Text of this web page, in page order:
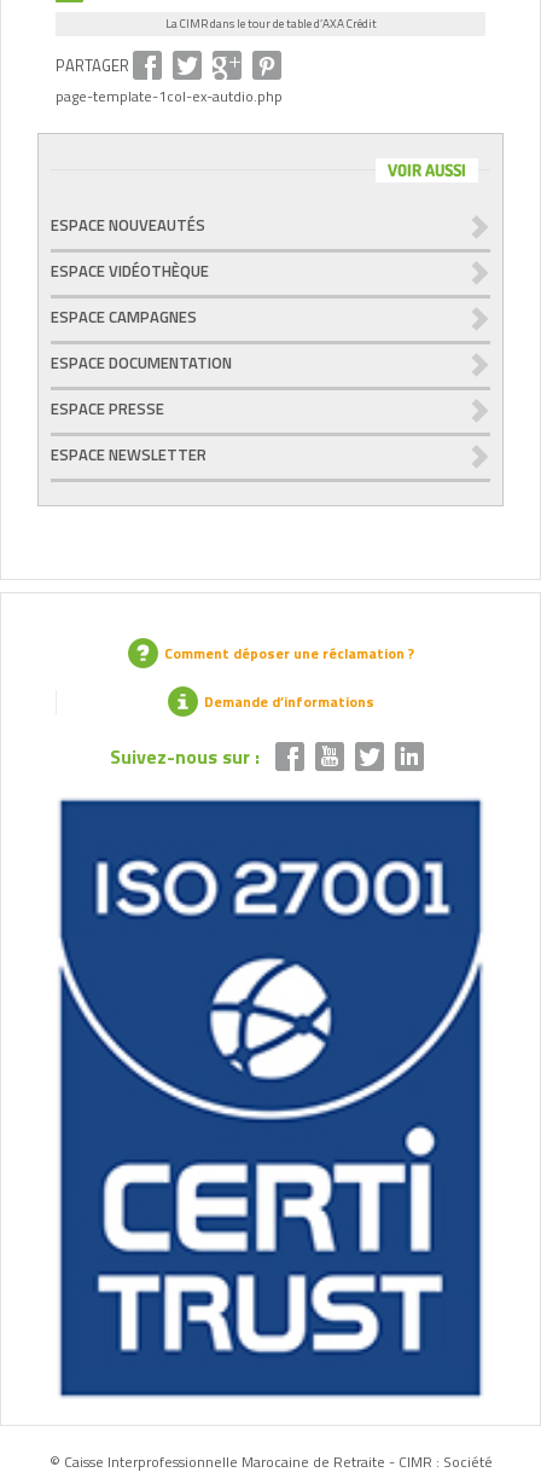
La CIMR dans le tour de table d’AXA Crédit
PARTAGER
page-template-1col-ex-autdio.php
VOIR AUSSI
ESPACE NOUVEAUTÉS
ESPACE VIDÉOTHÈQUE
ESPACE CAMPAGNES
ESPACE DOCUMENTATION
ESPACE PRESSE
ESPACE NEWSLETTER
Comment déposer une réclamation ?
Demande d’informations
Suivez-nous sur :
© Caisse Interprofessionnelle Marocaine de Retraite - CIMR : Société